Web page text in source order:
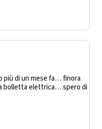
più di un mese fa… finora
bolletta elettrica… spero di